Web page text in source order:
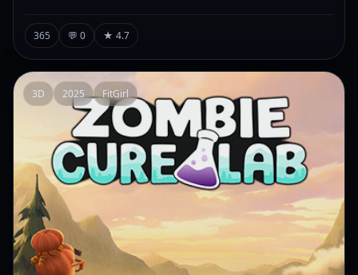
365 💬 0 ★ 4.7
3D 2025 FitGirl